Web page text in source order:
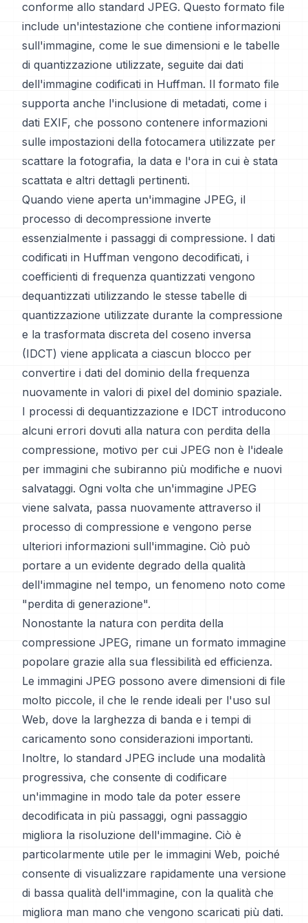
conforme allo standard JPEG. Questo formato file
include un'intestazione che contiene informazioni
sull'immagine, come le sue dimensioni e le tabelle
di quantizzazione utilizzate, seguite dai dati
dell'immagine codificati in Huffman. Il formato file
supporta anche l'inclusione di metadati, come i
dati EXIF, che possono contenere informazioni
sulle impostazioni della fotocamera utilizzate per
scattare la fotografia, la data e l'ora in cui è stata
scattata e altri dettagli pertinenti.
Quando viene aperta un'immagine JPEG, il
processo di decompressione inverte
essenzialmente i passaggi di compressione. I dati
codificati in Huffman vengono decodificati, i
coefficienti di frequenza quantizzati vengono
dequantizzati utilizzando le stesse tabelle di
quantizzazione utilizzate durante la compressione
e la trasformata discreta del coseno inversa
(IDCT) viene applicata a ciascun blocco per
convertire i dati del dominio della frequenza
nuovamente in valori di pixel del dominio spaziale.
I processi di dequantizzazione e IDCT introducono
alcuni errori dovuti alla natura con perdita della
compressione, motivo per cui JPEG non è l'ideale
per immagini che subiranno più modifiche e nuovi
salvataggi. Ogni volta che un'immagine JPEG
viene salvata, passa nuovamente attraverso il
processo di compressione e vengono perse
ulteriori informazioni sull'immagine. Ciò può
portare a un evidente degrado della qualità
dell'immagine nel tempo, un fenomeno noto come
"perdita di generazione".
Nonostante la natura con perdita della
compressione JPEG, rimane un formato immagine
popolare grazie alla sua flessibilità ed efficienza.
Le immagini JPEG possono avere dimensioni di file
molto piccole, il che le rende ideali per l'uso sul
Web, dove la larghezza di banda e i tempi di
caricamento sono considerazioni importanti.
Inoltre, lo standard JPEG include una modalità
progressiva, che consente di codificare
un'immagine in modo tale da poter essere
decodificata in più passaggi, ogni passaggio
migliora la risoluzione dell'immagine. Ciò è
particolarmente utile per le immagini Web, poiché
consente di visualizzare rapidamente una versione
di bassa qualità dell'immagine, con la qualità che
migliora man mano che vengono scaricati più dati.